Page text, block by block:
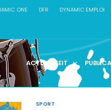
ONE DFR DYNAMIC EMPLOI
ACTUALITEIT
SPORT